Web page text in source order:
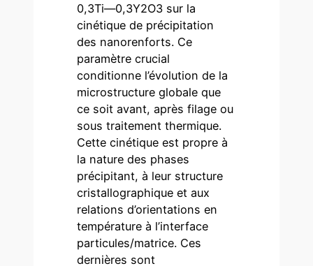
0,3Ti—0,3Y2O3 sur la
cinétique de précipitation
des nanorenforts. Ce
paramètre crucial
conditionne l’évolution de la
microstructure globale que
ce soit avant, après filage ou
sous traitement thermique.
Cette cinétique est propre à
la nature des phases
précipitant, à leur structure
cristallographique et aux
relations d’orientations en
température à l’interface
particules/matrice. Ces
dernières sont